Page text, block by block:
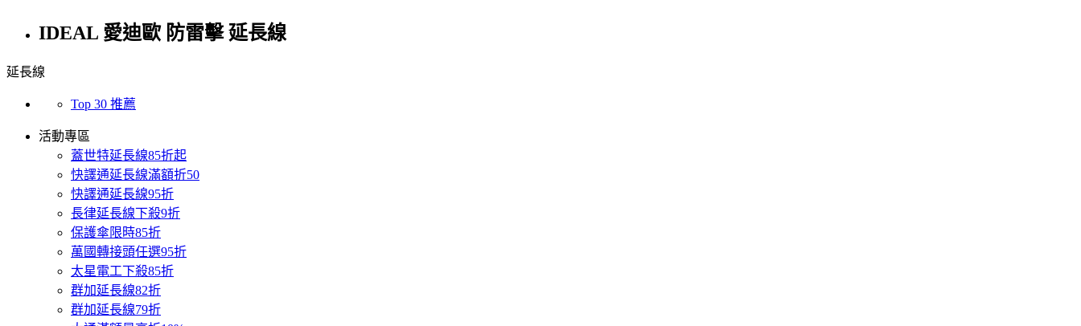
IDEAL 愛迪歐 防雷擊 延長線
延長線
Top 30 推薦
活動專區
蓋世特延長線85折起
快譯通延長線滿額折50
快譯通延長線95折
長律延長線下殺9折
保護傘限時85折
萬國轉接頭任選95折
太星電工下殺85折
群加延長線82折
群加延長線79折